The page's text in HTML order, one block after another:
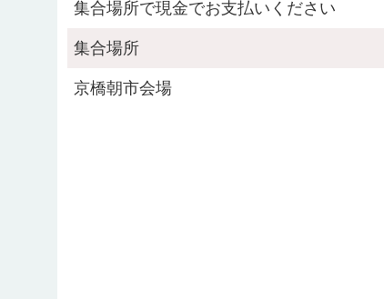
集合場所で現金でお支払いください
集合場所
京橋朝市会場